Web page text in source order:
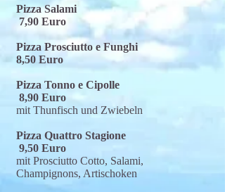
Pizza Salami
7,90 Euro
Pizza Prosciutto e Funghi
8,50 Euro
Pizza Tonno e Cipolle
8,90 Euro
mit Thunfisch und Zwiebeln
Pizza Quattro Stagione
9,50 Euro
mit Prosciutto Cotto, Salami,
Champignons, Artischoken